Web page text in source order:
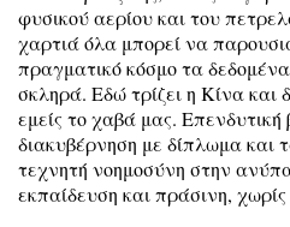
φυσικού αερίου και του
χαρτιά όλα μπορεί να
πραγματικό κόσμο τα
σκληρά. Εδώ τρίζει η Κίνα και
εμείς το χαβά μας. Επενδυτική
διακυβέρνηση με δίπλωμα και
τεχνητή νοημοσύνη στην
εκπαίδευση και πράσινη,